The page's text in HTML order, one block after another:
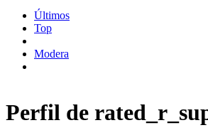
Últimos
Top
Modera
Perfil de